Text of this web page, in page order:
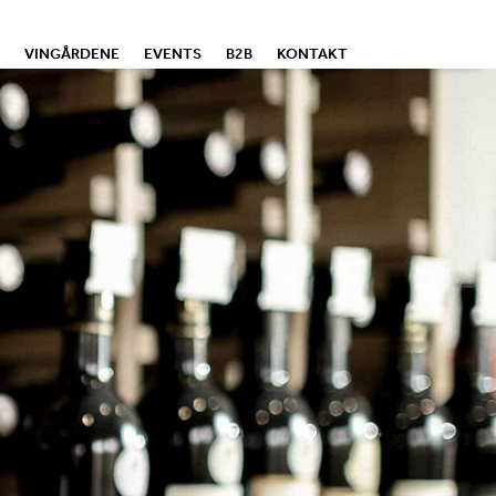
VINGÅRDENE EVENTS B2B KONTAKT